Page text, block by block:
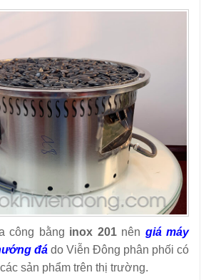
công bằng inox 201nên giá máy
đá do Viễn Đông phân phối có
sản phẩm trên thị trường.